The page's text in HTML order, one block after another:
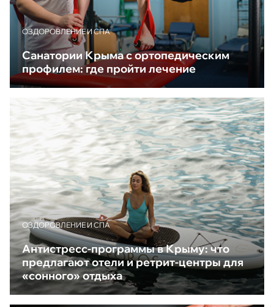
ОЗДОРОВЛЕНИЕ И СПА
Санатории Крыма с ортопедическим
профилем: где пройти лечение
ОЗДОРОВЛЕНИЕ И СПА
Антистресс-программы в Крыму: что
предлагают отели и ретрит-центры для
«сонного» отдыха